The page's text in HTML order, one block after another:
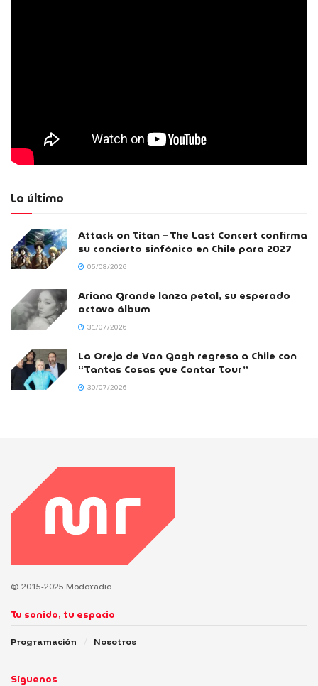
Lo último
Attack on Titan – The Last Concert confirma
su concierto sinfónico en Chile para 2027
05/08/2026
Ariana Grande lanza petal, su esperado
octavo álbum
31/07/2026
La Oreja de Van Gogh regresa a Chile con
“Tantas Cosas que Contar Tour”
30/07/2026
© 2015-2025 Modoradio
Tu sonido, tu espacio
Programación Nosotros
Síguenos